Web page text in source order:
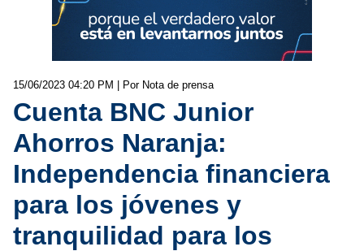
15/06/2023 04:20 PM | Por Nota de prensa
Cuenta BNC Junior
Ahorros Naranja:
Independencia financiera
para los jóvenes y
tranquilidad para los